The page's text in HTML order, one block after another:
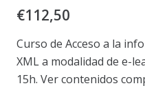
€112,50
Curso de Acceso a la
XML a modalidad de e-
15h. Ver contenidos